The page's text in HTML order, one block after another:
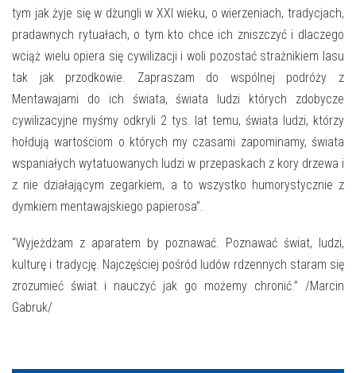
tym jak żyje się w dżungli w XXI wieku, o wierzeniach, tradycjach,
pradawnych rytuałach, o tym kto chce ich zniszczyć i dlaczego
wciąż wielu opiera się cywilizacji i woli pozostać strażnikiem lasu
tak jak przodkowie. Zapraszam do wspólnej podróży z
Mentawajami do ich świata, świata ludzi których zdobycze
cywilizacyjne myśmy odkryli 2 tys. lat temu, świata ludzi, którzy
hołdują wartościom o których my czasami zapominamy, świata
wspaniałych wytatuowanych ludzi w przepaskach z kory drzewa i
z nie działającym zegarkiem, a to wszystko humorystycznie z
dymkiem mentawajskiego papierosa”.
“Wyjeżdżam z aparatem by poznawać. Poznawać świat, ludzi,
kulturę i tradycję. Najczęściej pośród ludów rdzennych staram się
zrozumieć świat i nauczyć jak go możemy chronić.” /Marcin
Gabruk/